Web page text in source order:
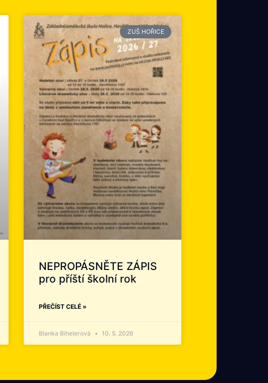
ZUŠ HOŘICE
NEPROPÁSNĚTE ZÁPIS
pro příští školní rok
PŘEČÍST CELÉ »
Blanka Bihelerová 10. 5. 2026